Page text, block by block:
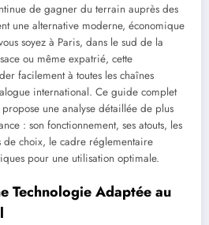
de gagner du terrain auprès des
une alternative moderne, économique
soyez à Paris, dans le sud de la
ou même expatrié, cette
facilement à toutes les chaînes
international. Ce guide complet
une analyse détaillée de plus
: son fonctionnement, ses atouts, les
de choix, le cadre réglementaire
pour une utilisation optimale.
Technologie Adaptée au